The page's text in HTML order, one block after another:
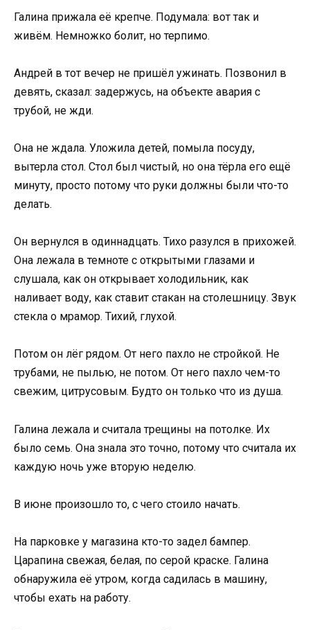
Галина прижала её крепче. Подумала: вот так и
живём. Немножко болит, но терпимо.
Андрей в тот вечер не пришёл ужинать. Позвонил в
девять, сказал: задержусь, на объекте авария с
трубой, не жди.
Она не ждала. Уложила детей, помыла посуду,
вытерла стол. Стол был чистый, но она тёрла его ещё
минуту, просто потому что руки должны были что-то
делать.
Он вернулся в одиннадцать. Тихо разулся в прихожей.
Она лежала в темноте с открытыми глазами и
слушала, как он открывает холодильник, как
наливает воду, как ставит стакан на столешницу. Звук
стекла о мрамор. Тихий, глухой.
Потом он лёг рядом. От него пахло не стройкой. Не
трубами, не пылью, не потом. От него пахло чем-то
свежим, цитрусовым. Будто он только что из душа.
Галина лежала и считала трещины на потолке. Их
было семь. Она знала это точно, потому что считала их
каждую ночь уже вторую неделю.
В июне произошло то, с чего стоило начать.
На парковке у магазина кто-то задел бампер.
Царапина свежая, белая, по серой краске. Галина
обнаружила её утром, когда садилась в машину,
чтобы ехать на работу.